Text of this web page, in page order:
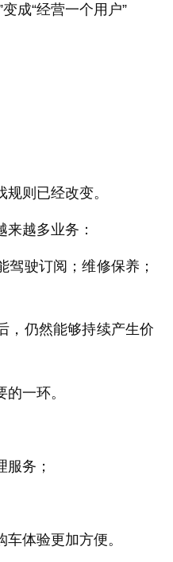
成“经营一个用户”
则已经改变。
越多业务：
驾驶订阅；维修保养；
，仍然能够持续产生价
一环。
务；
体验更加方便。